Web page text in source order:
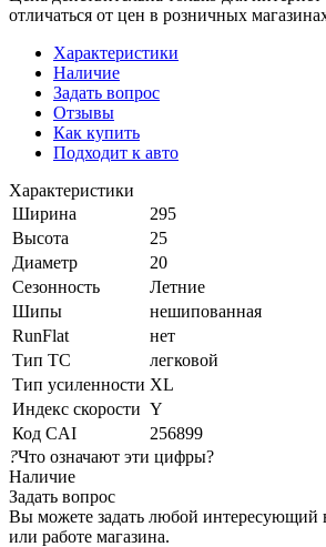
отличаться от цен в розничных
Характеристики
Наличие
Задать вопрос
Отзывы
Как купить
Подходит к авто
Характеристики
Ширина
295
Высота
25
Диаметр
20
Сезонность
Летние
Шипы
нешипованная
RunFlat
нет
Тип ТС
легковой
Тип усиленности XL
Индекс скорости Y
Код CAI
256899
?Что означают эти цифры?
Наличие
Задать вопрос
Вы можете задать любой интересующий
или работе магазина.